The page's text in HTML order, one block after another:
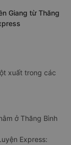
Giang từ Thăng
xuất trong các
ở Thăng Bình
Express: